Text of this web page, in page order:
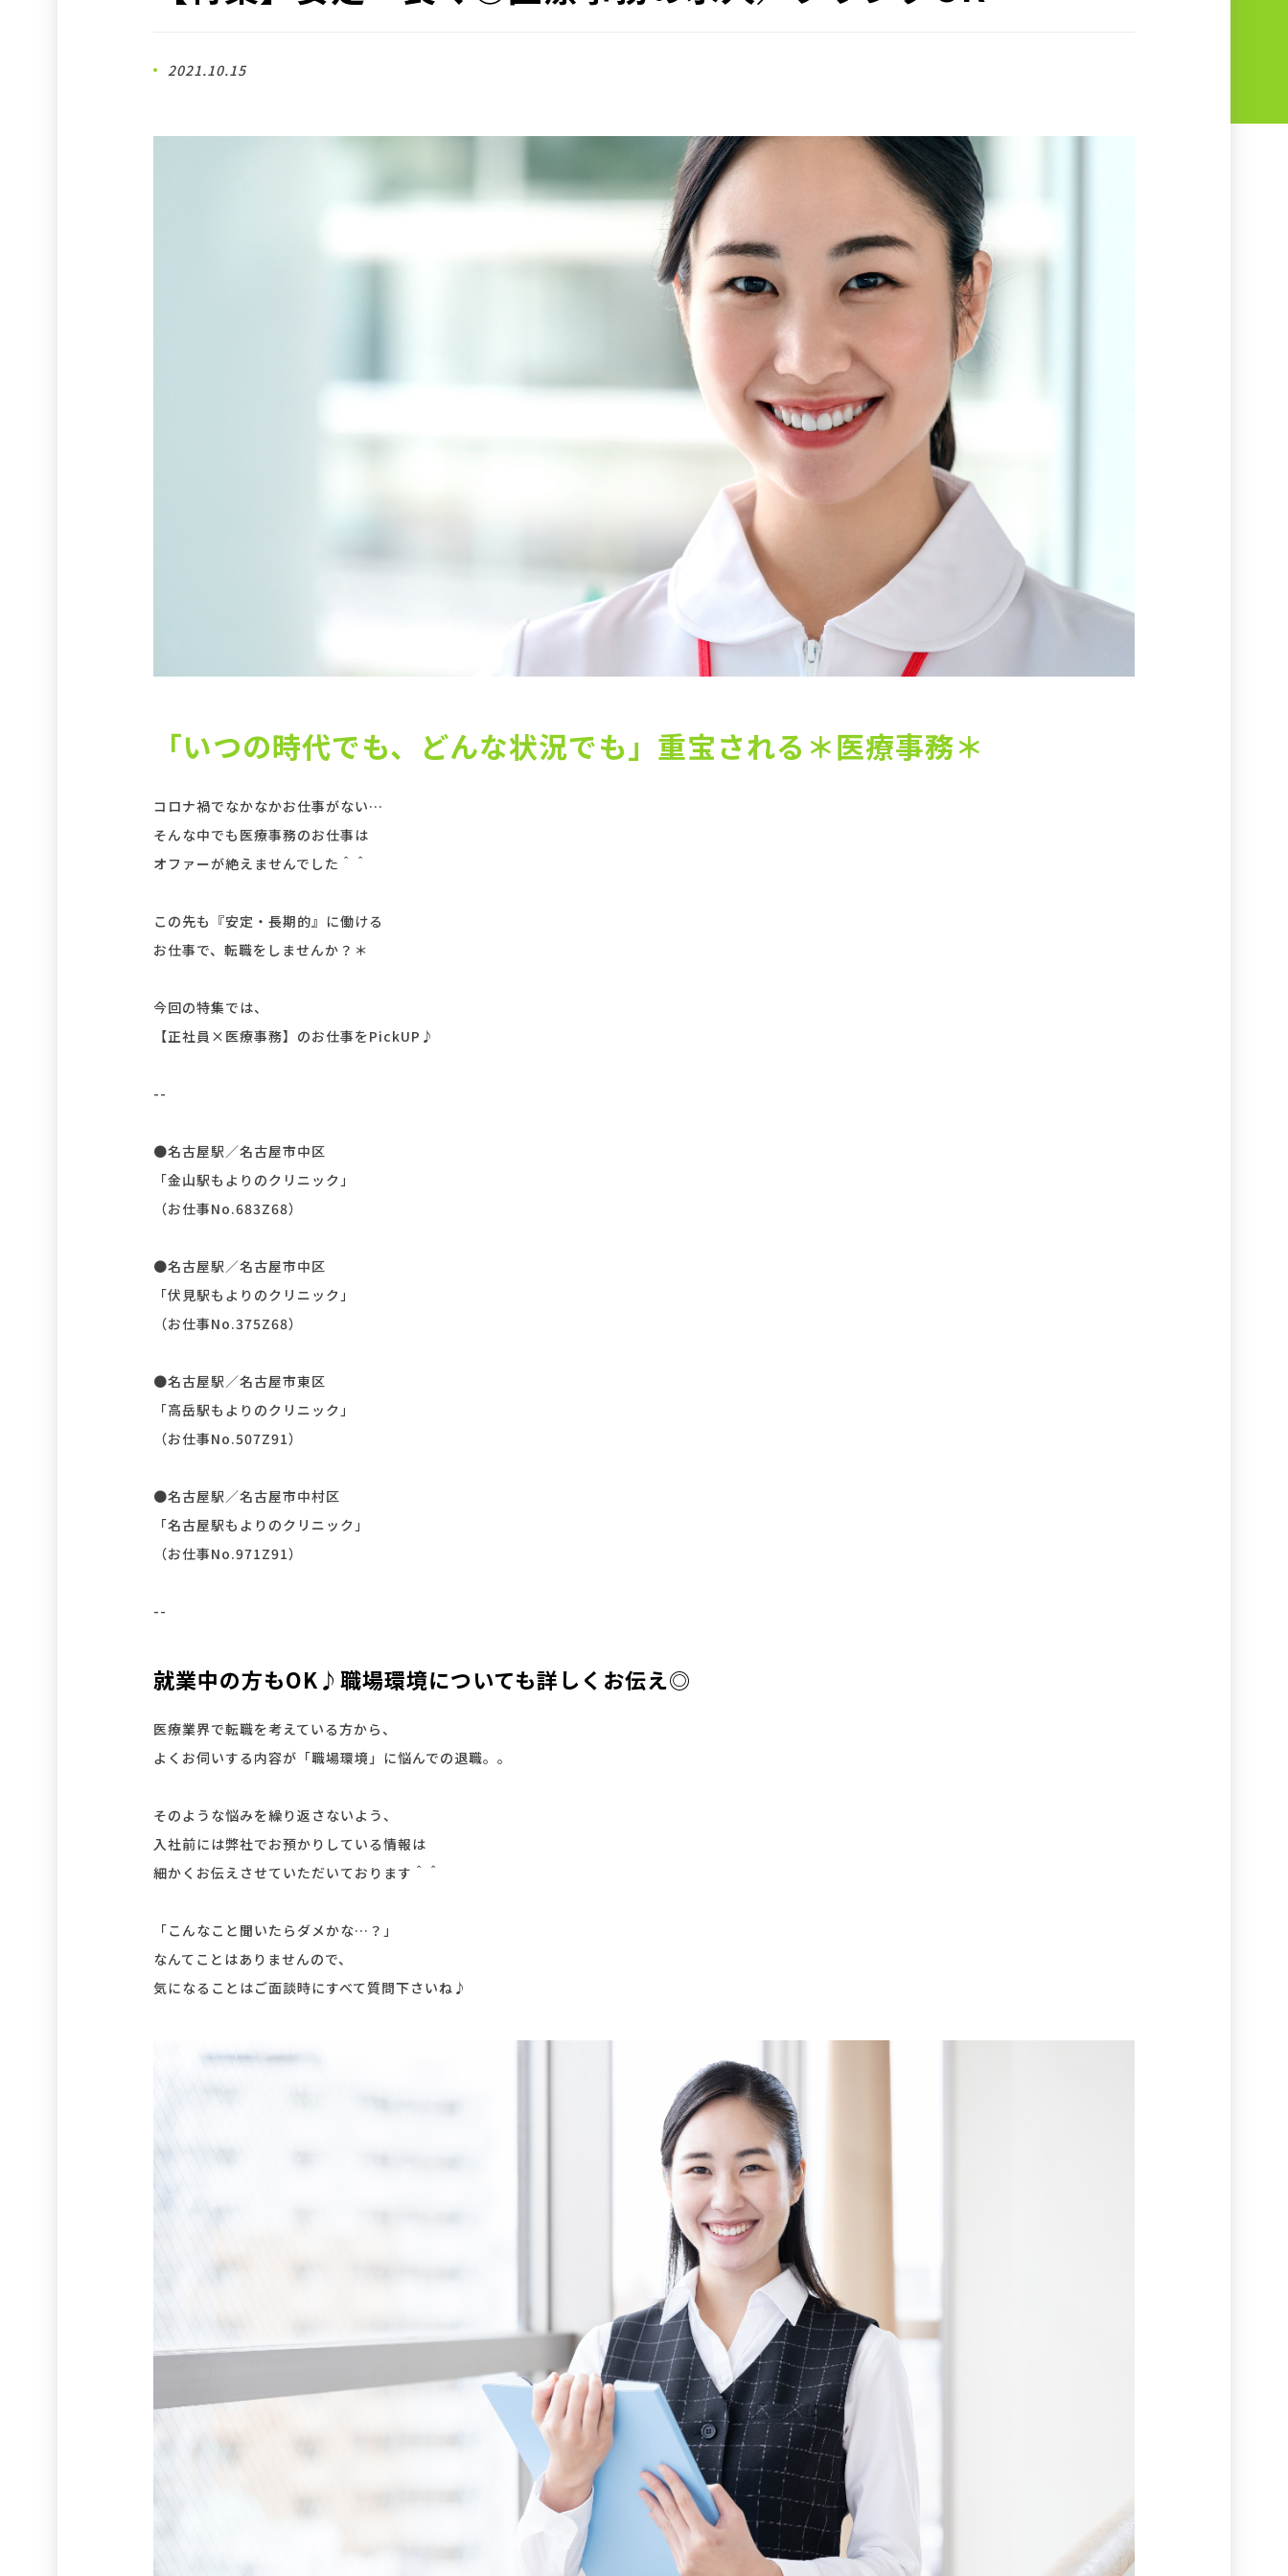
2021.10.15
「いつの時代でも、どんな状況でも」重宝される＊医療事務＊
コロナ禍でなかなかお仕事がない…
そんな中でも医療事務のお仕事は
オファーが絶えませんでした＾＾
この先も『安定・長期的』に働ける
お仕事で、転職をしませんか？＊
今回の特集では、
【正社員×医療事務】のお仕事をPickUP♪
--
●名古屋駅／名古屋市中区
「金山駅もよりのクリニック」
（お仕事No.683Z68）
●名古屋駅／名古屋市中区
「伏見駅もよりのクリニック」
（お仕事No.375Z68）
●名古屋駅／名古屋市東区
「高岳駅もよりのクリニック」
（お仕事No.507Z91）
●名古屋駅／名古屋市中村区
「名古屋駅もよりのクリニック」
（お仕事No.971Z91）
--
就業中の方もOK♪職場環境についても詳しくお伝え◎
医療業界で転職を考えている方から、
よくお伺いする内容が「職場環境」に悩んでの退職。。
そのような悩みを繰り返さないよう、
入社前には弊社でお預かりしている情報は
細かくお伝えさせていただいております＾＾
「こんなこと聞いたらダメかな…？」
なんてことはありませんので、
気になることはご面談時にすべて質問下さいね♪